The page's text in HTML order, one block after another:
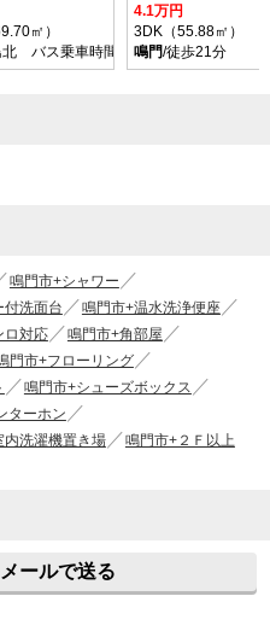
時間5分 停歩3分
㎡）
北 バス乗車時間5分 停歩4分
4.1万円
3DK（55.88㎡）
鳴門/徒歩21分
鳴門市+シャワー
付洗面台
鳴門市+温水洗浄便座
ロ対応
鳴門市+角部屋
門市+フローリング
鳴門市+シューズボックス
ターホン
内洗濯機置き場 鳴門市+２Ｆ以上
ールで送る